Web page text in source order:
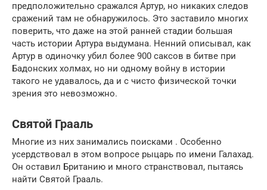
предположительно сражался Артур, но никаких следов
сражений там не обнаружилось. Это заставило многих
поверить, что даже на этой ранней стадии большая
часть истории Артура выдумана. Ненний описывал, как
Артур в одиночку убил более 900 саксов в битве при
Бадонских холмах, но ни одному войну в истории
такого не удавалось, да и с чисто физической точки
зрения это невозможно.
Святой Грааль
Многие из них занимались поисками . Особенно
усердствовал в этом вопросе рыцарь по имени Галахад.
Он оставил Британию и много странствовал, пытаясь
найти Святой Грааль.